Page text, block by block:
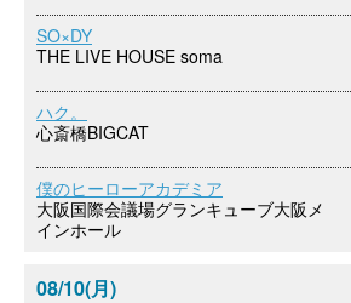
SO×DY
THE LIVE HOUSE soma
ハク。
心斎橋BIGCAT
僕のヒーローアカデミア
大阪国際会議場グランキューブ大阪メ
インホール
08/10(月)